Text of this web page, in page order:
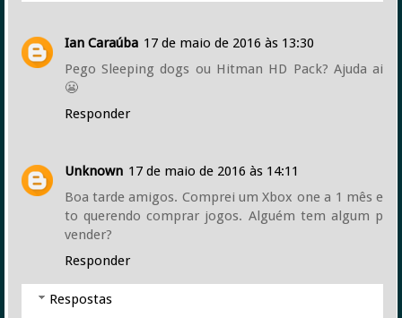
Ian Caraúba 17 de maio de 2016 às 13:30
Pego Sleeping dogs ou Hitman HD Pack? Ajuda ai
😬
Responder
Unknown 17 de maio de 2016 às 14:11
Boa tarde amigos. Comprei um Xbox one a 1 mês e
to querendo comprar jogos. Alguém tem algum p
vender?
Responder
Respostas